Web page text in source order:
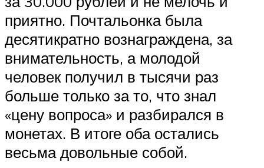
приятно. Почтальонка была
десятикратно вознаграждена, за
внимательность, а молодой
человек получил в тысячи раз
больше только за то, что знал
«цену вопроса» и разбирался в
монетах. В итоге оба остались
весьма довольные собой.